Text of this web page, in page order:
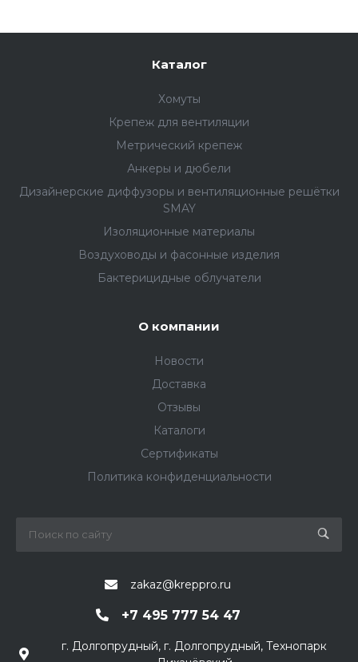
Каталог
Хомуты
Крепеж для вентиляции
Метрический крепеж
Анкеры и дюбели
Дизайнерские диффузоры и вентиляционные решётки
SMAY
Изоляционные материалы
Воздуховоды и фасонные изделия
Бактерицидные облучатели
О компании
Новости
Доставка
Отзывы
Каталоги
Сертификаты
Политика конфиденциальности
zakaz@kreppro.ru
+7 495 777 54 47
г. Долгопрудный, г. Долгопрудный, Технопарк